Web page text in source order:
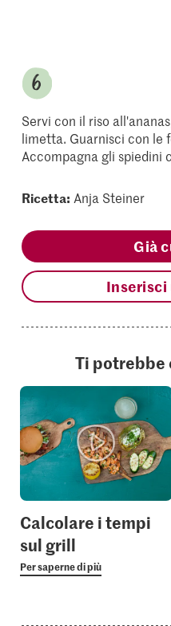
Servi con il riso
limetta. Guarnisci con le
Accompagna gli spiedini
Ricetta: Anja Steiner
Già
Inserisci
Ti potrebbe
Calcolare i tempi
sul grill
Per saperne di più